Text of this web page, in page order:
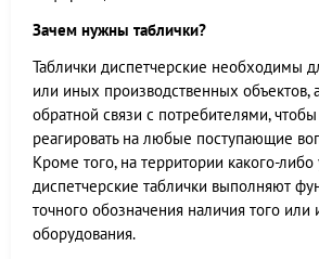
Зачем нужны таблички?
Таблички диспетчерские необходимы
или иных производственных объектов,
обратной связи с потребителями,
реагировать на любые поступающие
Кроме того, на территории какого-либо
диспетчерские таблички выполняют
точного обозначения наличия того или
оборудования.